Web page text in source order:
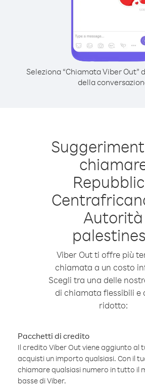
Seleziona “Chiamata Viber Out”
della
Autorità
Viber Out ti offre più
chiamata a un costo
Scegli tra una delle
di chiamata flessibili e
ridotto:
Pacchetti di credito
Il credito Viber Out viene aggiunto al
acquisti un importo qualsiasi. Con il
chiamare qualsiasi numero in tutto il
basse di Viber.